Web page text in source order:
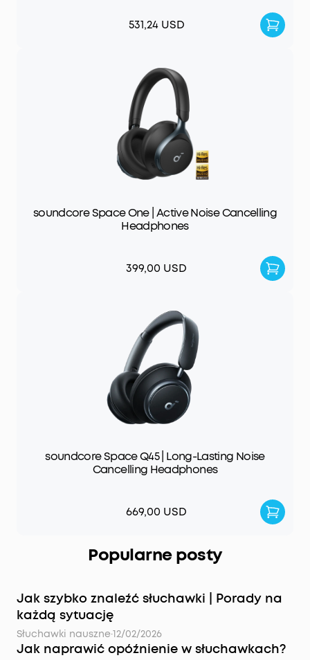
531,24 USD
soundcore Space One | Active Noise Cancelling
Headphones
399,00 USD
soundcore Space Q45 | Long-Lasting Noise
Cancelling Headphones
669,00 USD
Popularne posty
Jak szybko znaleźć słuchawki | Porady na
każdą sytuację
Słuchawki nauszne·12/02/2026
Jak naprawić opóźnienie w słuchawkach?